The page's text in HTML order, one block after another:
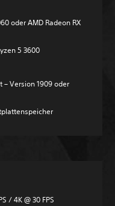
oder AMD Radeon RX
5 3600
– Version 1909 oder
/ 4K @ 30 FPS